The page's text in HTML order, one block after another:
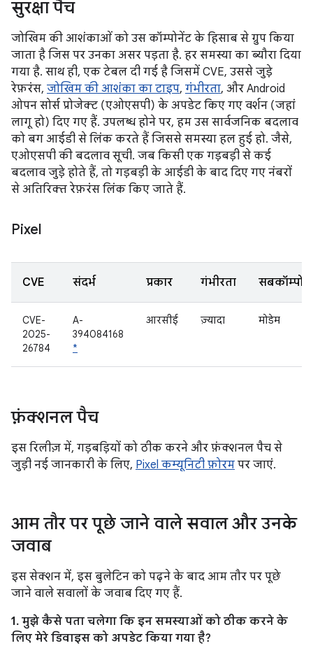
सुरक्षा पैच
जोखिम की आशंकाओं को उस कॉम्पोनेंट के हिसाब से ग्रुप किया
जाता है जिस पर उनका असर पड़ता है. हर समस्या का ब्यौरा दिया
गया है. साथ ही, एक टेबल दी गई है जिसमें CVE, उससे जुड़े
रेफ़रंस, जोखिम की आशंका का टाइप, गंभीरता, और Android
ओपन सोर्स प्रोजेक्ट (एओएसपी) के अपडेट किए गए वर्शन (जहां
लागू हो) दिए गए हैं. उपलब्ध होने पर, हम उस सार्वजनिक बदलाव
को बग आईडी से लिंक करते हैं जिससे समस्या हल हुई हो. जैसे,
एओएसपी की बदलाव सूची. जब किसी एक गड़बड़ी से कई
बदलाव जुड़े होते हैं, तो गड़बड़ी के आईडी के बाद दिए गए नंबरों
से अतिरिक्त रेफ़रंस लिंक किए जाते हैं.
Pixel
CVE संदर्भ प्रकार गंभीरता
CVE-
2025-
26784
A-
394084168
*
आरसीई ज़्यादा मोडेम
फ़ंक्शनल पैच
इस रिलीज़ में, गड़बड़ियों को ठीक करने और फ़ंक्शनल पैच से
जुड़ी नई जानकारी के लिए, Pixel कम्यूनिटी फ़ोरम पर जाएं.
आम तौर पर पूछे जाने वाले सवाल और उनके
जवाब
इस सेक्शन में, इस बुलेटिन को पढ़ने के बाद आम तौर पर पूछे
जाने वाले सवालों के जवाब दिए गए हैं.
1. मुझे कैसे पता चलेगा कि इन समस्याओं को ठीक करने के
लिए मेरे डिवाइस को अपडेट किया गया है?